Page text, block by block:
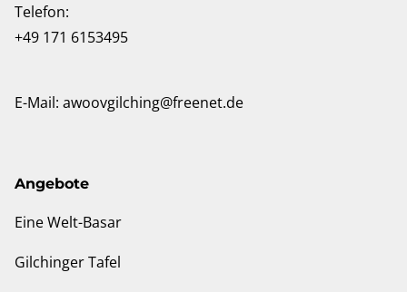
Telefon:
+49 171 6153495
E-Mail: awoovgilching@freenet.de
Angebote
Eine Welt-Basar
Gilchinger Tafel